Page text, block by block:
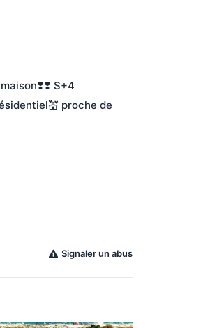
S+4
proche de
Signaler un abus